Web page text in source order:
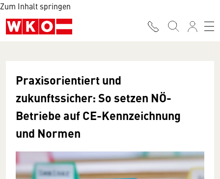
Zum Inhalt springen
Praxisorientiert und
zukunftssicher: So setzen NÖ-
Betriebe auf CE-Kennzeichnung
und Normen